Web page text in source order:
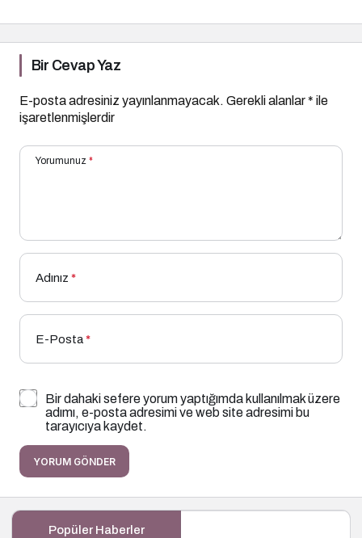
Bir Cevap Yaz
E-posta adresiniz yayınlanmayacak. Gerekli alanlar* ile
işaretlenmişlerdir
Yorumunuz *
Adınız *
E-Posta*
Bir dahaki sefere yorum yaptığımda kullanılmak üzere
adımı, e-posta adresimi ve web site adresimi bu
tarayıcıya kaydet.
YORUM GÖNDER
Popüler Haberler